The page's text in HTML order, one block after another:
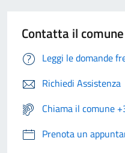
Contatta il comune
Leggi le domande
Richiedi Assistenza
Chiama il comune
Prenota un